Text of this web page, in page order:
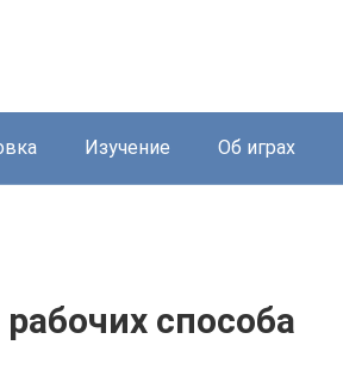
Изучение Об играх
способа